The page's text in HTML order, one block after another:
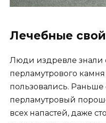
Лечебные
Люди издревле знали
перламутрового
пользовались. Раньше
перламутровый
всех напастей, даже